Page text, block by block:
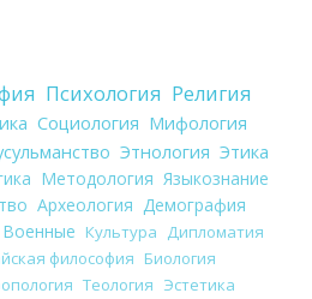
Психология Религия
Социология Мифология
Этнология Этика
Методология Языкознание
Археология Демография
Военные Культура
Дипломатия
философия Биология
Теология Эстетика